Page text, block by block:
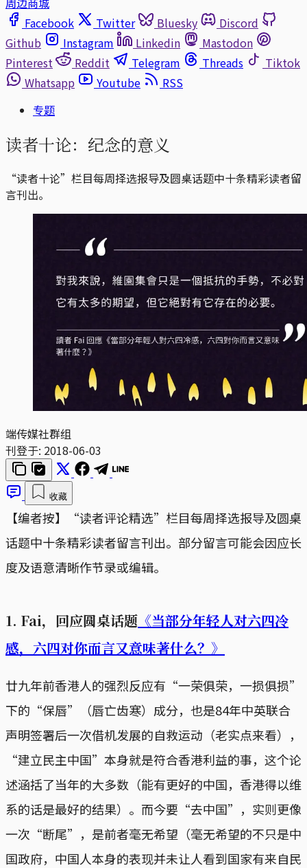
Facebook
Twitter Bluesky
Discord
Github
Instagram Linkedin
Mastodon
Pinterest
Reddit Telegram Threads
Tiktok
Whatsapp
Youtube
RSS
专题
读者十论：纪念的意义
“读者十论”栏目每周择选报导及圆桌话题中十条精彩读者留
言刊出。
端传媒社群组
刊登于: 2018-06-03
收藏
【编者按】“读者评论精选”栏目每周择选报导及圆桌
话题中十条精彩读者留言刊出。部分留言可能会因应长
度及语意清晰作节录或编辑。
1. Fai，回应圆桌话题 《当部分年轻人对六四冷
感，六四对你而言又意味著什么？》
廿九年前香港人的强烈反应有“一荣俱荣，一损俱损”
下的“保唇”（唇亡齿寒）成分，也是84年中英联合
声明签署后一次借机发展的自救运动（老实点来看），
“建立民主中国”本身就是符合香港利益的事，这个论
述涵括了当年的大多数（能有更好的中国，香港得以维
系的话是最好的结果）。而今要“去中国”，实则更像
一次“断尾”，是前者毫无希望（毫无希望的不只是中
国政府，中国人本身的表现并未让人看到国家有来自民